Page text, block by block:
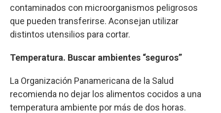
contaminados con microorganismos peligrosos
que pueden transferirse. Aconsejan utilizar
distintos utensilios para cortar.
Temperatura. Buscar ambientes “seguros”
La Organización Panamericana de la Salud
recomienda no dejar los alimentos cocidos a una
temperatura ambiente por más de dos horas.